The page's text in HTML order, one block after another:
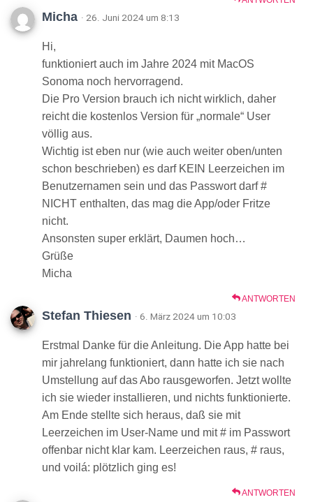
Micha · 26. Juni 2024 um 8:13
Hi,
funktioniert auch im Jahre 2024 mit MacOS
Sonoma noch hervorragend.
Die Pro Version brauch ich nicht wirklich, daher
reicht die kostenlos Version für „normale“ User
völlig aus.
Wichtig ist eben nur (wie auch weiter oben/unten
schon beschrieben) es darf KEIN Leerzeichen im
Benutzernamen sein und das Passwort darf #
NICHT enthalten, das mag die App/oder Fritze
nicht.
Ansonsten super erklärt, Daumen hoch…
Grüße
Micha
ANTWORTEN
Stefan Thiesen · 6. März 2024 um 10:03
Erstmal Danke für die Anleitung. Die App hatte bei
mir jahrelang funktioniert, dann hatte ich sie nach
Umstellung auf das Abo rausgeworfen. Jetzt wollte
ich sie wieder installieren, und nichts funktionierte.
Am Ende stellte sich heraus, daß sie mit
Leerzeichen im User-Name und mit # im Passwort
offenbar nicht klar kam. Leerzeichen raus, # raus,
und voilá: plötzlich ging es!
ANTWORTEN